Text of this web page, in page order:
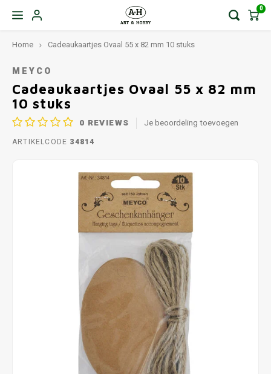
0
Home Cadeaukaartjes Ovaal 55 x 82 mm 10 stuks
MEYCO
Cadeaukaartjes Ovaal 55 x 82 mm
10 stuks
0 REVIEWS Je beoordeling toevoegen
ARTIKELCODE 34814